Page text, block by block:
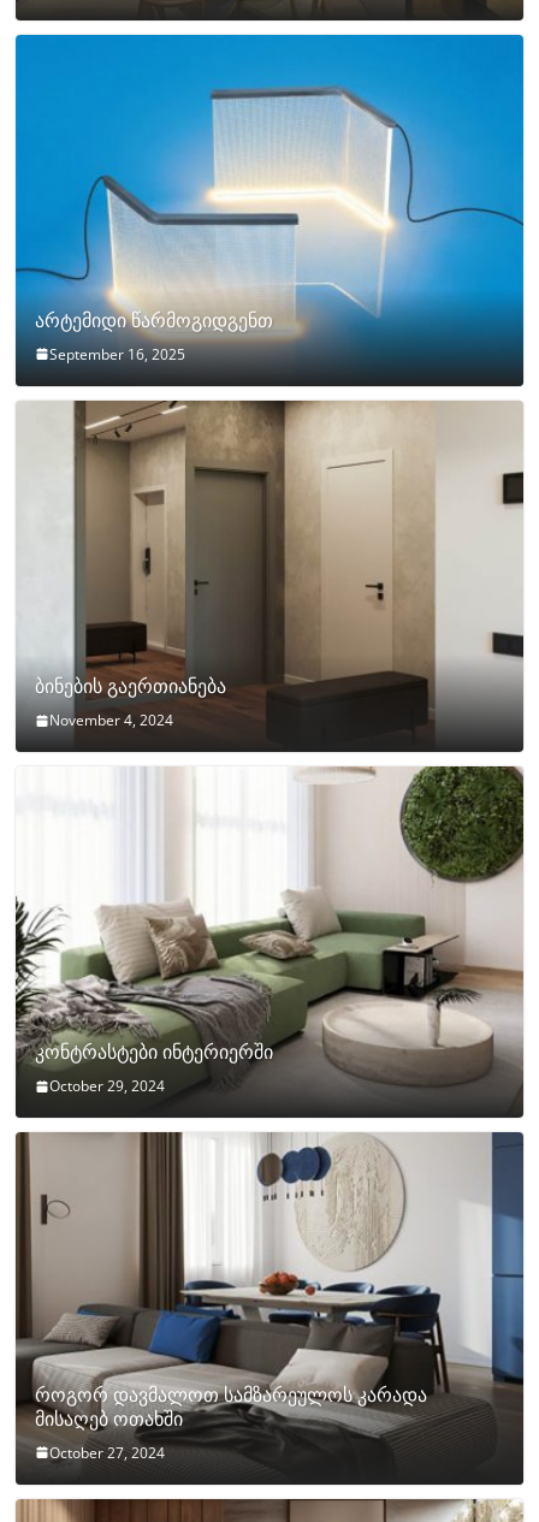
არტემიდი წარმოგიდგენთ
September 16, 2025
ბინების გაერთიანება
November 4, 2024
კონტრასტები ინტერიერში
October 29, 2024
როგორ დავმალოთ სამზარეულოს კარადა
მისაღებ ოთახში
October 27, 2024